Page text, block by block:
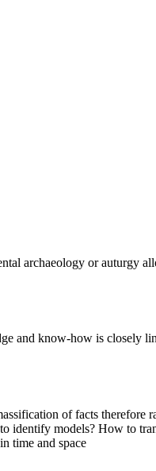
archaeology or auturgy
and know-how is closely
of facts
identify models? How to
time and space